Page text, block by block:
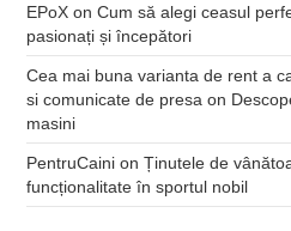
EPoX onCum să alegi ceasul
pasionați și începători
Cea mai buna varianta de rent a
si comunicate de presa on
masini
PentruCaini onȚinutele de
funcționalitate în sportul nobil